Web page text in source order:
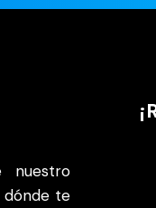
nuestro
dónde te